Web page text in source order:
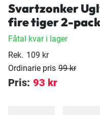
Svartzonker
fire tiger 2-pack
Fåtal kvar i lager
Rek. 109 kr
Ordinarie pris 99 kr
Pris: 93 kr